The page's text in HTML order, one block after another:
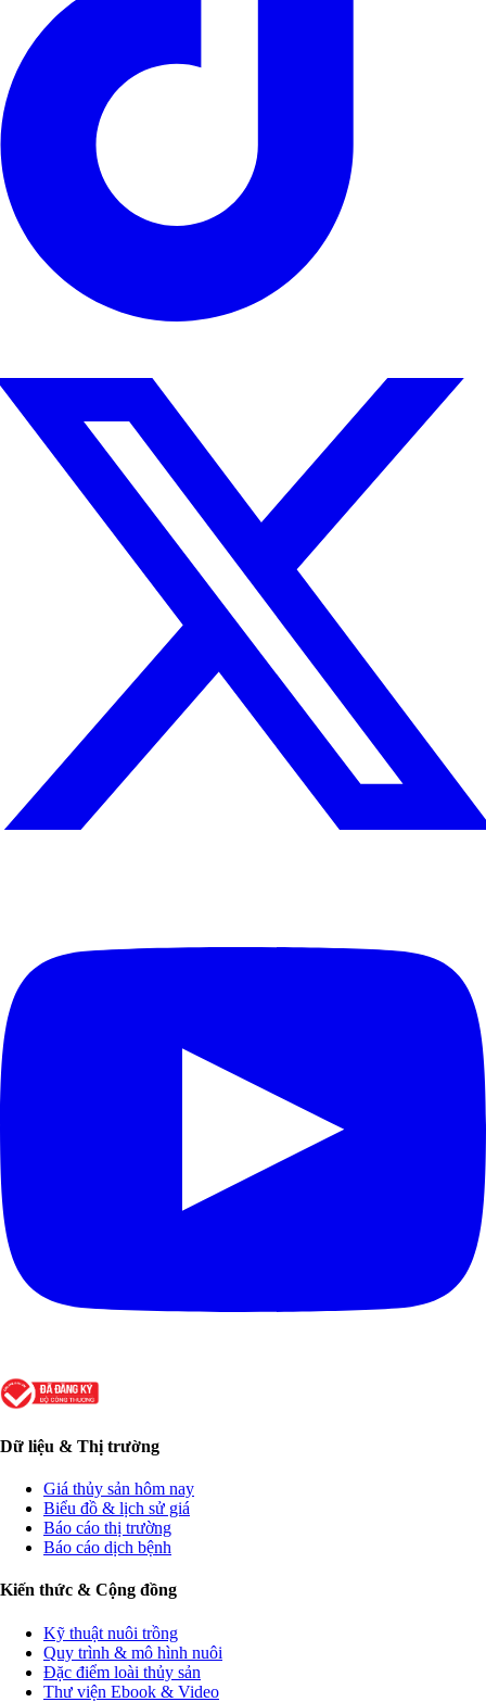
Dữ liệu & Thị trường
Giá thủy sản hôm nay
Biểu đồ & lịch sử giá
Báo cáo thị trường
Báo cáo dịch bệnh
Kiến thức & Cộng đồng
Kỹ thuật nuôi trồng
Quy trình & mô hình nuôi
Đặc điểm loài thủy sản
Thư viện Ebook & Video